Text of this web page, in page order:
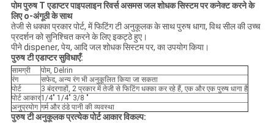
पोम पुरुष T एडाप्टर पाइपलाइन रिवर्स असमस जल शोधक सिस्टम पर कनेक्ट करने के
लिए o-अंगूठी के साथ
तेजी से धक्का प्रकार पोर्ट, में फिटिंग टी अनुकूलक के साथ पुरुष धागा, विथ सील की उच्च
प्रदर्शन को सुनिश्चित करने के लिए इकट्ठे हुए।
पीने dispener, पेय, आदि जल शोधक सिस्टम पर, का उपयोग किया।
पुरुष टी एडाप्टर सुविधाएँ:
सामग्री
पोम, Delrin
रंग
सफेद, अन्य रंग भी अनुकूलित किया जा सकता
पोर्ट
3 बंदरगाहों, 2 प्रकार में तेजी से फिटिंग धक्का कर रहे हैं, एक और एक पुरुष धागा है
पोर्ट आकार1/4" 1/4" 3/8 "
अनुप्रयोग गर्म और ठंडे पानी की व्यवस्था
पुरुष टी अनुकूलक प्रत्येक पोर्ट आकार विकल्प: